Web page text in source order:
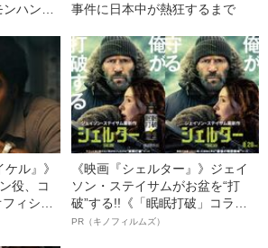
ハン事
事件に日本中が熱狂するまで
ル』》
役、コ
ィシャ
了した
《映画『シェルター』》ジェイ
ソン・ステイサムがお盆を“打
破”する!!《「眠眠打破」コラ
ボ》
PR（キノフィルムズ）